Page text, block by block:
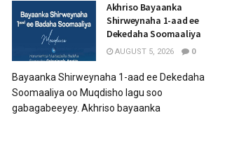
Akhriso Bayaanka
Shirweynaha 1-aad ee
Dekedaha Soomaaliya
AUGUST 5, 2026 0
Bayaanka Shirweynaha 1-aad ee Dekedaha
Soomaaliya oo Muqdisho lagu soo
gabagabeeyey. Akhriso bayaanka